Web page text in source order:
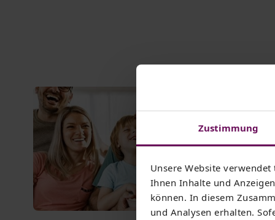
Zustimmung
Unsere Website
Ihnen Inhalte und
können. In diesem
und Analysen erhalten.
skynesher/iStockphoto.com